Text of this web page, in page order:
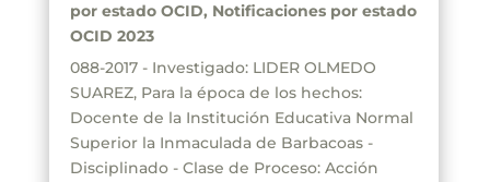
por estado OCID, Notificaciones por estado
OCID 2023
088-2017 - Investigado: LIDER OLMEDO
SUAREZ, Para la época de los hechos:
Docente de la Institución Educativa Normal
Superior la Inmaculada de Barbacoas -
Disciplinado - Clase de Proceso: Acción